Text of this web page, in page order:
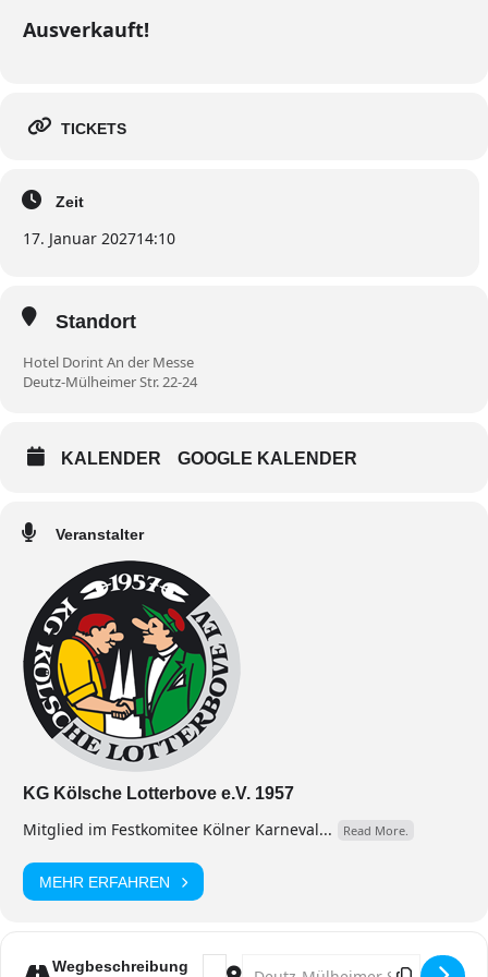
Ausverkauft!
TICKETS
Zeit
17. Januar 202714:10
Standort
Hotel Dorint An der Messe
Deutz-Mülheimer Str. 22-24
KALENDER GOOGLE KALENDER
Veranstalter
KG Kölsche Lotterbove e.V. 1957
Mitglied im Festkomitee Kölner Karneval... Read More.
MEHR ERFAHREN
Wegbeschreibung
Address - Mädchensitzung
Destination Address -